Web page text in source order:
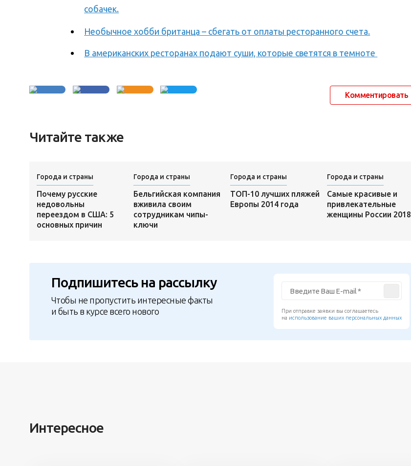
собачек.
Необычное хобби британца – сбегать от оплаты ресторанного счета.
В американских ресторанах подают суши, которые светятся в темноте
Комментировать
Читайте также
Города и страны
Почему русские
недовольны
переездом в США: 5
основных причин
Города и страны
Бельгийская компания
вживила своим
сотрудникам чипы-
ключи
Города и страны
ТОП-10 лучших пляжей
Европы 2014 года
Города и страны
Самые красивые и
привлекательные
женщины России 2018
Подпишитесь на рассылку
Чтобы не пропустить интересные факты
и быть в курсе всего нового
При отправке заявки вы соглашаетесь
на использование ваших персональных данных
Интересное